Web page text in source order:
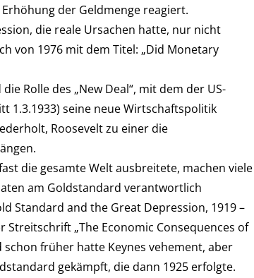
der Geldmenge reagiert.
die reale Ursachen hatte, nur nicht
von 1976 mit dem Titel: „Did Monetary
Rolle des „New Deal“, mit dem der US-
1.3.1933) seine neue Wirtschaftspolitik
Roosevelt zu einer die
die gesamte Welt ausbreitete, machen viele
am Goldstandard verantwortlich
Standard and the Great Depression, 1919 –
Streitschrift „The Economic Consequences of
schon früher hatte Keynes vehement, aber
gekämpft, die dann 1925 erfolgte.